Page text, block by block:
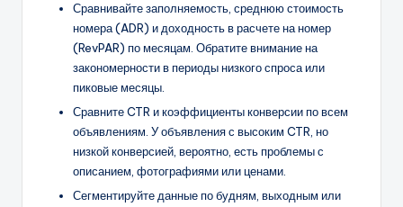
Сравнивайте заполняемость, среднюю стоимость
номера (ADR) и доходность в расчете на номер
(RevPAR) по месяцам. Обратите внимание на
закономерности в периоды низкого спроса или
пиковые месяцы.
Сравните CTR и коэффициенты конверсии по всем
объявлениям. У объявления с высоким CTR, но
низкой конверсией, вероятно, есть проблемы с
описанием, фотографиями или ценами.
Сегментируйте данные по будням, выходным или